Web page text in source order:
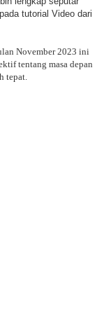
tutorial Video dari
November 2023 ini
tentang masa depan
tepat.